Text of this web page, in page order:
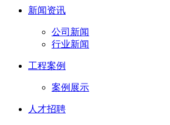
新闻资讯
公司新闻
行业新闻
工程案例
案例展示
人才招聘